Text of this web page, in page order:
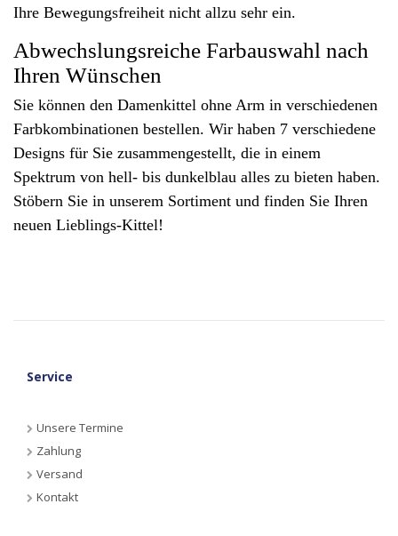
Ihre Bewegungsfreiheit nicht allzu sehr ein.
Abwechslungsreiche Farbauswahl nach
Ihren Wünschen
Sie können den Damenkittel ohne Arm in verschiedenen
Farbkombinationen bestellen. Wir haben 7 verschiedene
Designs für Sie zusammengestellt, die in einem
Spektrum von hell- bis dunkelblau alles zu bieten haben.
Stöbern Sie in unserem Sortiment und finden Sie Ihren
neuen Lieblings-Kittel!
Service
Unsere Termine
Zahlung
Versand
Kontakt